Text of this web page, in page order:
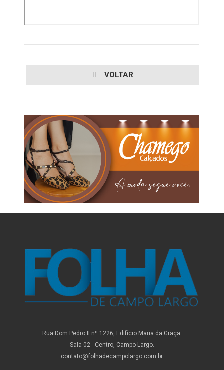
VOLTAR
Rua Dom Pedro II nº 1226, Edifício Maria da Graça.
Sala 02 - Centro, Campo Largo.
contato@folhadecampolargo.com.br